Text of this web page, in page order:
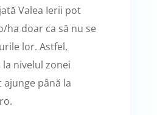
Valea Ierii pot
ha doar ca să nu se
lor. Astfel,
nivelul zonei
până la